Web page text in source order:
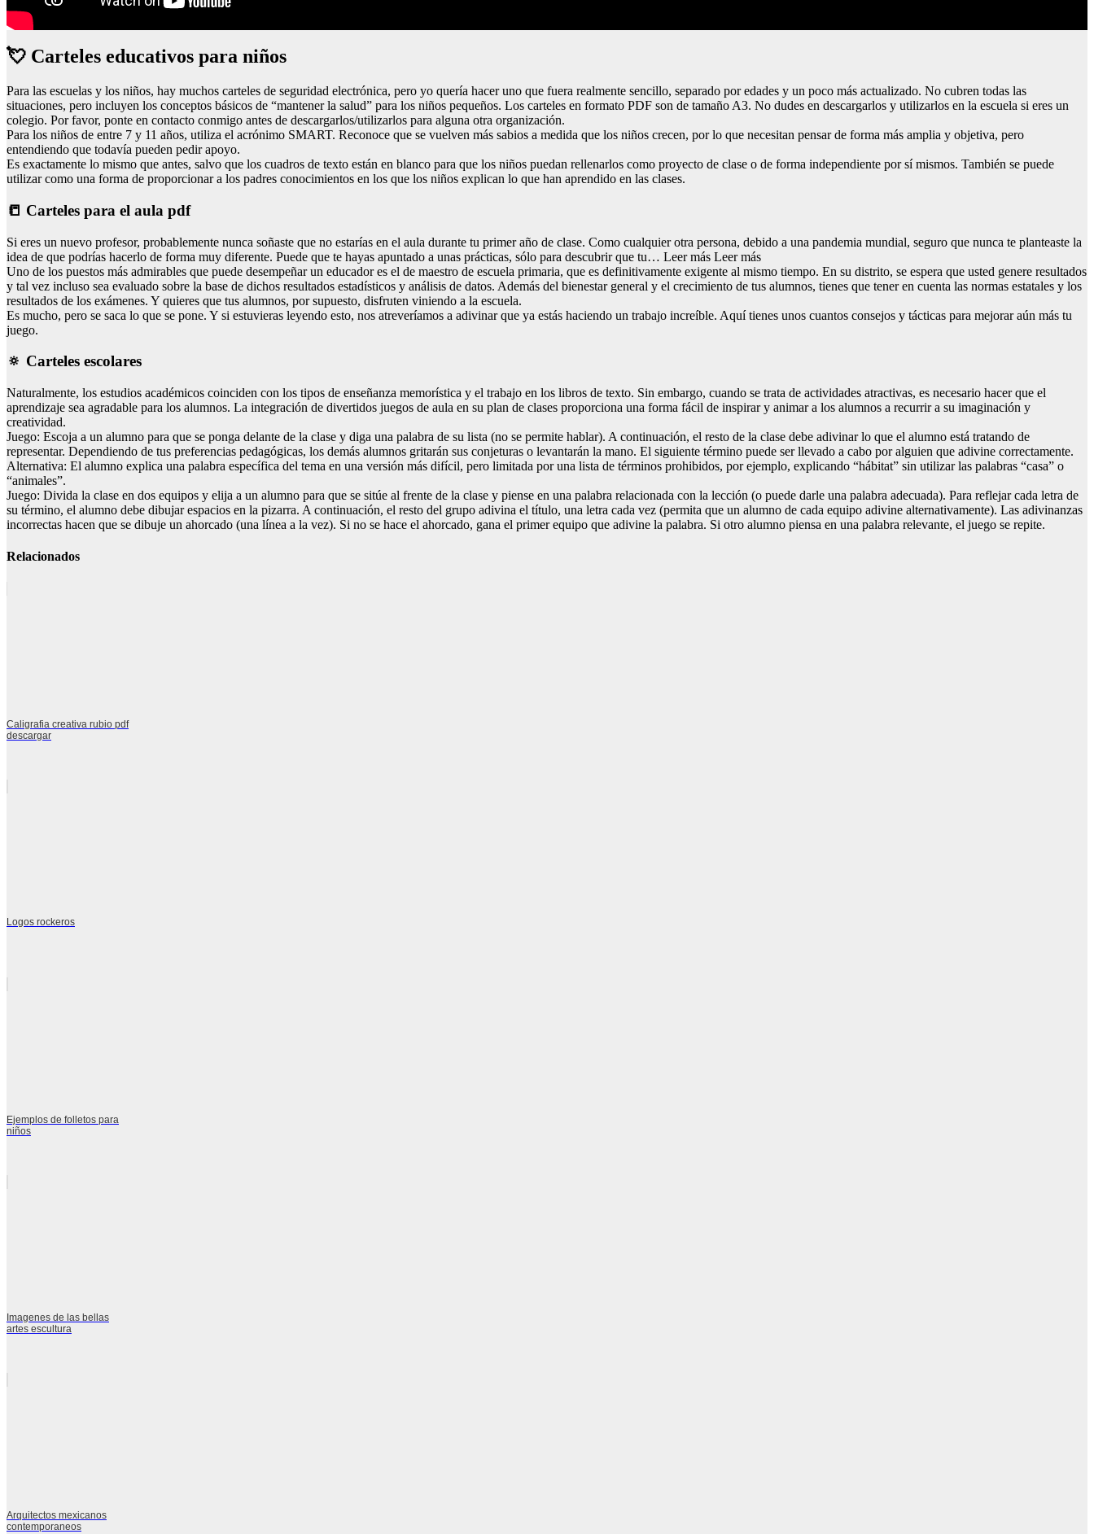
💘 Carteles educativos para niños
Para las escuelas y los niños, hay muchos carteles de seguridad electrónica, pero yo quería hacer uno que fuera realmente sencillo, separado por edades y un poco más actualizado. No cubren todas las
situaciones, pero incluyen los conceptos básicos de “mantener la salud” para los niños pequeños. Los carteles en formato PDF son de tamaño A3. No dudes en descargarlos y utilizarlos en la escuela si eres un
colegio. Por favor, ponte en contacto conmigo antes de descargarlos/utilizarlos para alguna otra organización.
Para los niños de entre 7 y 11 años, utiliza el acrónimo SMART. Reconoce que se vuelven más sabios a medida que los niños crecen, por lo que necesitan pensar de forma más amplia y objetiva, pero
entendiendo que todavía pueden pedir apoyo.
Es exactamente lo mismo que antes, salvo que los cuadros de texto están en blanco para que los niños puedan rellenarlos como proyecto de clase o de forma independiente por sí mismos. También se puede
utilizar como una forma de proporcionar a los padres conocimientos en los que los niños explican lo que han aprendido en las clases.
📒 Carteles para el aula pdf
Si eres un nuevo profesor, probablemente nunca soñaste que no estarías en el aula durante tu primer año de clase. Como cualquier otra persona, debido a una pandemia mundial, seguro que nunca te planteaste la
idea de que podrías hacerlo de forma muy diferente. Puede que te hayas apuntado a unas prácticas, sólo para descubrir que tu… Leer más Leer más
Uno de los puestos más admirables que puede desempeñar un educador es el de maestro de escuela primaria, que es definitivamente exigente al mismo tiempo. En su distrito, se espera que usted genere resultados
y tal vez incluso sea evaluado sobre la base de dichos resultados estadísticos y análisis de datos. Además del bienestar general y el crecimiento de tus alumnos, tienes que tener en cuenta las normas estatales y los
resultados de los exámenes. Y quieres que tus alumnos, por supuesto, disfruten viniendo a la escuela.
Es mucho, pero se saca lo que se pone. Y si estuvieras leyendo esto, nos atreveríamos a adivinar que ya estás haciendo un trabajo increíble. Aquí tienes unos cuantos consejos y tácticas para mejorar aún más tu
juego.
🔅 Carteles escolares
Naturalmente, los estudios académicos coinciden con los tipos de enseñanza memorística y el trabajo en los libros de texto. Sin embargo, cuando se trata de actividades atractivas, es necesario hacer que el
aprendizaje sea agradable para los alumnos. La integración de divertidos juegos de aula en su plan de clases proporciona una forma fácil de inspirar y animar a los alumnos a recurrir a su imaginación y
creatividad.
Juego: Escoja a un alumno para que se ponga delante de la clase y diga una palabra de su lista (no se permite hablar). A continuación, el resto de la clase debe adivinar lo que el alumno está tratando de
representar. Dependiendo de tus preferencias pedagógicas, los demás alumnos gritarán sus conjeturas o levantarán la mano. El siguiente término puede ser llevado a cabo por alguien que adivine correctamente.
Alternativa: El alumno explica una palabra específica del tema en una versión más difícil, pero limitada por una lista de términos prohibidos, por ejemplo, explicando “hábitat” sin utilizar las palabras “casa” o
“animales”.
Juego: Divida la clase en dos equipos y elija a un alumno para que se sitúe al frente de la clase y piense en una palabra relacionada con la lección (o puede darle una palabra adecuada). Para reflejar cada letra de
su término, el alumno debe dibujar espacios en la pizarra. A continuación, el resto del grupo adivina el título, una letra cada vez (permita que un alumno de cada equipo adivine alternativamente). Las adivinanzas
incorrectas hacen que se dibuje un ahorcado (una línea a la vez). Si no se hace el ahorcado, gana el primer equipo que adivine la palabra. Si otro alumno piensa en una palabra relevante, el juego se repite.
Relacionados
Caligrafia creativa rubio pdf
descargar
Logos rockeros
Ejemplos de folletos para
niños
Imagenes de las bellas
artes escultura
Arquitectos mexicanos
contemporaneos